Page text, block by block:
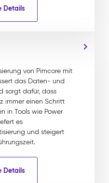
Details
von Pimcore mit
das Daten- und
sorgt dafür, dass
immer einen Schritt
in Tools wie Power
es
und steigert
Details